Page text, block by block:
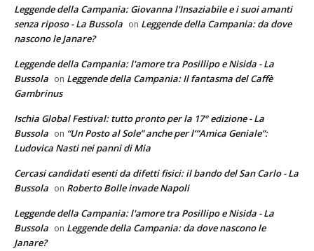
Leggende della Campania: Giovanna l'Insaziabile e i suoi amanti
senza riposo - La Bussola on Leggende della Campania: da dove
nascono le Janare?
Leggende della Campania: l'amore tra Posillipo e Nisida - La
Bussola on Leggende della Campania: Il fantasma del Caffè
Gambrinus
Ischia Global Festival: tutto pronto per la 17° edizione - La
Bussola on “Un Posto al Sole” anche per l’”Amica Geniale”:
Ludovica Nasti nei panni di Mia
Cercasi candidati esenti da difetti fisici: il bando del San Carlo - La
Bussola on Roberto Bolle invade Napoli
Leggende della Campania: l'amore tra Posillipo e Nisida - La
Bussola on Leggende della Campania: da dove nascono le
Janare?